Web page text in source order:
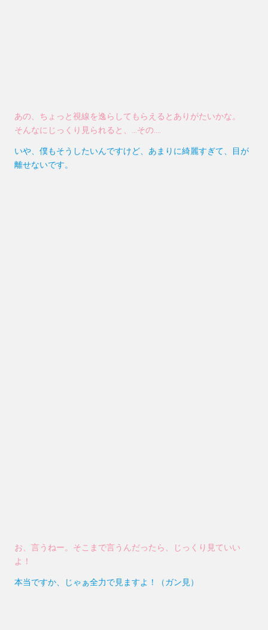
あの、ちょっと視線を逸らしてもらえるとありがたいかな。
そんなにじっくり見られると、…その….
いや、僕もそうしたいんですけど、あまりに綺麗すぎて、目が
離せないです。
お、言うねー。そこまで言うんだったら、じっくり見ていい
よ！
本当ですか、じゃぁ全力で見ますよ！（ガン見）